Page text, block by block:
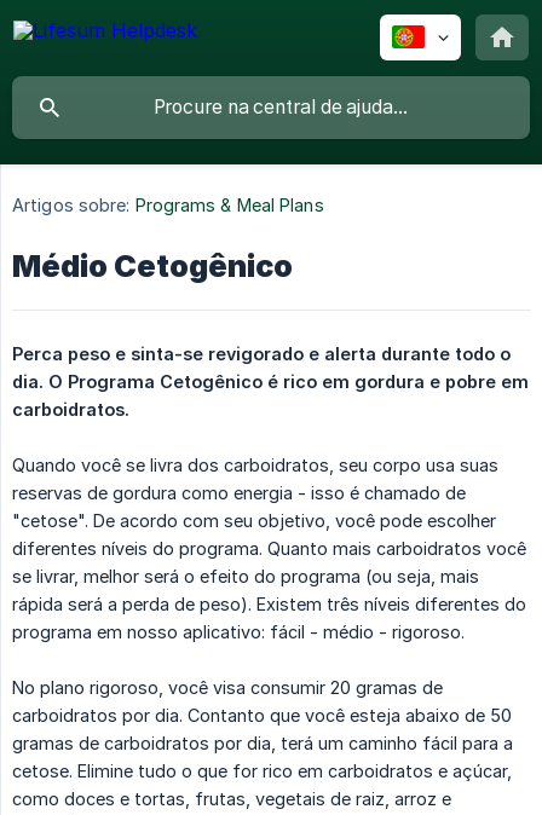
Artigos sobre: Programs & Meal Plans
Médio Cetogênico
Perca peso e sinta-se revigorado e alerta durante todo o
dia. O Programa Cetogênico é rico em gordura e pobre em
carboidratos.
Quando você se livra dos carboidratos, seu corpo usa suas
reservas de gordura como energia - isso é chamado de
"cetose". De acordo com seu objetivo, você pode escolher
diferentes níveis do programa. Quanto mais carboidratos você
se livrar, melhor será o efeito do programa (ou seja, mais
rápida será a perda de peso). Existem três níveis diferentes do
programa em nosso aplicativo: fácil - médio - rigoroso.
No plano rigoroso, você visa consumir 20 gramas de
carboidratos por dia. Contanto que você esteja abaixo de 50
gramas de carboidratos por dia, terá um caminho fácil para a
cetose. Elimine tudo o que for rico em carboidratos e açúcar,
como doces e tortas, frutas, vegetais de raiz, arroz e